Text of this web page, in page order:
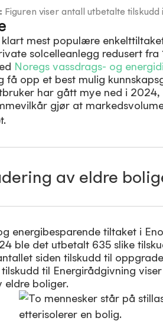
: Figuren viser antall utbetalte
mest populære
solcelleanlegg redusert
Noregs vassdrags- og
få opp et best mulig
har gått mye ned i
gjør at
av eldre
energibesparende tiltaket i
ble det utbetalt 635 slike
siden tilskudd til
til Energirådgivning
eldre boliger.